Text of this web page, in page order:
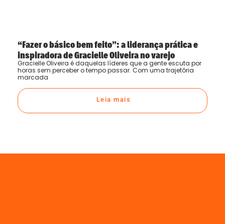
“Fazer o básico bem feito”: a liderança prática e
inspiradora de Gracielle Oliveira no varejo
Gracielle Oliveira é daquelas líderes que a gente escuta por
horas sem perceber o tempo passar. Com uma trajetória
marcada
Leia mais